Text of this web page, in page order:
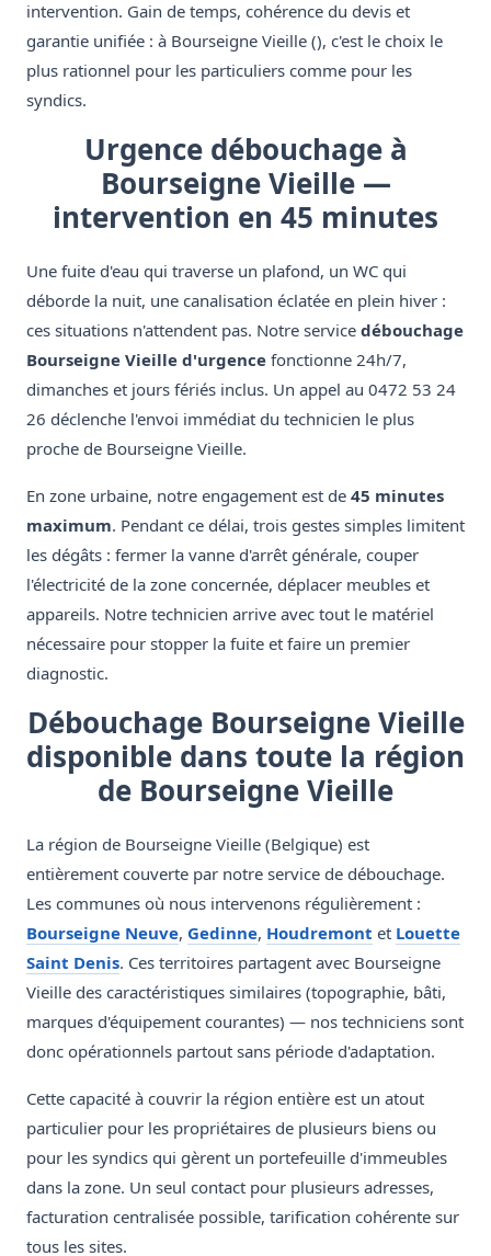
intervention. Gain de temps, cohérence du devis et
garantie unifiée : à Bourseigne Vieille (), c'est le choix le
plus rationnel pour les particuliers comme pour les
syndics.
Urgence débouchage à
Bourseigne Vieille —
intervention en 45 minutes
Une fuite d'eau qui traverse un plafond, un WC qui
déborde la nuit, une canalisation éclatée en plein hiver :
ces situations n'attendent pas. Notre service débouchage
Bourseigne Vieille d'urgence fonctionne 24h/7,
dimanches et jours fériés inclus. Un appel au 0472 53 24
26 déclenche l'envoi immédiat du technicien le plus
proche de Bourseigne Vieille.
En zone urbaine, notre engagement est de 45 minutes
maximum. Pendant ce délai, trois gestes simples limitent
les dégâts : fermer la vanne d'arrêt générale, couper
l'électricité de la zone concernée, déplacer meubles et
appareils. Notre technicien arrive avec tout le matériel
nécessaire pour stopper la fuite et faire un premier
diagnostic.
Débouchage Bourseigne Vieille
disponible dans toute la région
de Bourseigne Vieille
La région de Bourseigne Vieille (Belgique) est
entièrement couverte par notre service de débouchage.
Les communes où nous intervenons régulièrement :
Bourseigne Neuve, Gedinne, Houdremont et Louette
Saint Denis. Ces territoires partagent avec Bourseigne
Vieille des caractéristiques similaires (topographie, bâti,
marques d'équipement courantes) — nos techniciens sont
donc opérationnels partout sans période d'adaptation.
Cette capacité à couvrir la région entière est un atout
particulier pour les propriétaires de plusieurs biens ou
pour les syndics qui gèrent un portefeuille d'immeubles
dans la zone. Un seul contact pour plusieurs adresses,
facturation centralisée possible, tarification cohérente sur
tous les sites.